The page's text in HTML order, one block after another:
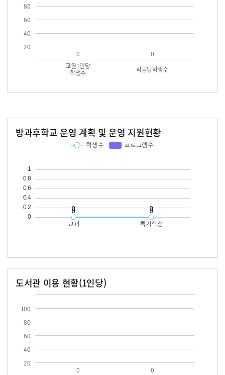
20
40
60
80
교원1인당
학생수 학급당학생수
0 0
방과후학교 운영 계획 및 운영 지원현황
도서관 이용 현황(1인당)
20
40
60
80
100
0 0